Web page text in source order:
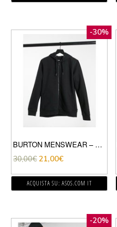
-30%
BURTON MENSWEAR – FELPA NERA CON CAPPUCCIO E ZIP-NERO
30,00€ 21,00€
ACQUISTA SU: ASOS.COM IT
-20%